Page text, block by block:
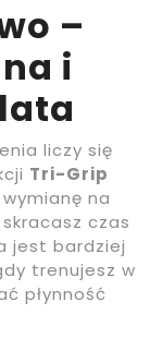
–
i
liczy się
Tri-Grip
na
czas
jest bardziej
trenujesz w
płynność